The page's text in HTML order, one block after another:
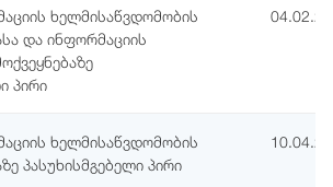
ხელმისაწვდომობის
და ინფორმაციის
პირი
ხელმისაწვდომობის
პასუხისმგებელი პირი